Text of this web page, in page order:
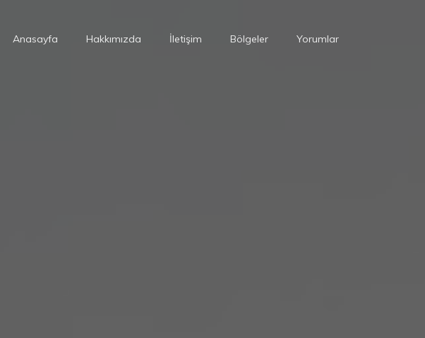
Anasayfa Hakkımızda İletişim Bölgeler Yorumlar